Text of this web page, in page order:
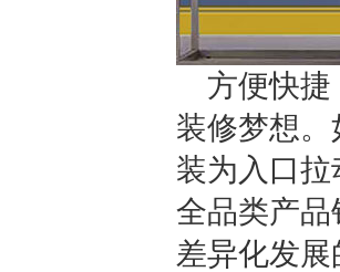
方便快
装修梦想
装为入口
全品类产
差异化发